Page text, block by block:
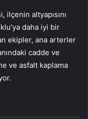
ilçenin altyapısını
daha iyi bir
ekipler, ana arterler
cadde ve
ve asfalt kaplama